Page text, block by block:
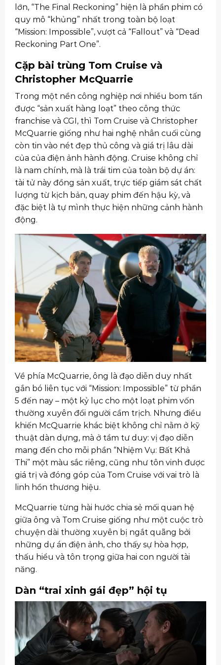
lớn, “The Final Reckoning” hiện là phần phim có
quy mô “khủng” nhất trong toàn bộ loạt
“Mission: Impossible”, vượt cả “Fallout” và “Dead
Reckoning Part One”.
Cặp bài trùng Tom Cruise và
Christopher McQuarrie
Trong một nền công nghiệp nơi nhiều bom tấn
được “sản xuất hàng loạt” theo công thức
franchise và CGI, thì Tom Cruise và Christopher
McQuarrie giống như hai nghệ nhân cuối cùng
còn tin vào nét đẹp thủ công và giá trị lâu dài
của của điện ảnh hành động. Cruise không chỉ
là nam chính, mà là trái tim của toàn bộ dự án:
tài tử này đồng sản xuất, trực tiếp giám sát chất
lượng từ kịch bản, quay phim đến hậu kỳ, và
đặc biệt là tự mình thực hiện những cảnh hành
động.
Về phía McQuarrie, ông là đạo diễn duy nhất
gắn bó liên tục với “Mission: Impossible” từ phần
5 đến nay – một kỷ lục cho một loạt phim vốn
thường xuyên đổi người cầm trịch. Nhưng điều
khiến McQuarrie khác biệt không chỉ nằm ở kỹ
thuật dàn dựng, mà ở tầm tư duy: vị đạo diễn
mang đến cho mỗi phần “Nhiệm Vụ: Bất Khả
Thi” một màu sắc riêng, cũng như tôn vinh được
giá trị và đóng góp của Tom Cruise với vai trò là
linh hồn thương hiệu.
McQuarrie từng hài hước chia sẻ mối quan hệ
giữa ông và Tom Cruise giống như một cuộc trò
chuyện dài thường xuyên bị ngắt quãng bởi
những dự án điện ảnh, cho thấy sự hòa hợp,
thấu hiểu và tôn trọng giữa hai con người tài
năng.
Dàn “trai xinh gái đẹp” hội tụ